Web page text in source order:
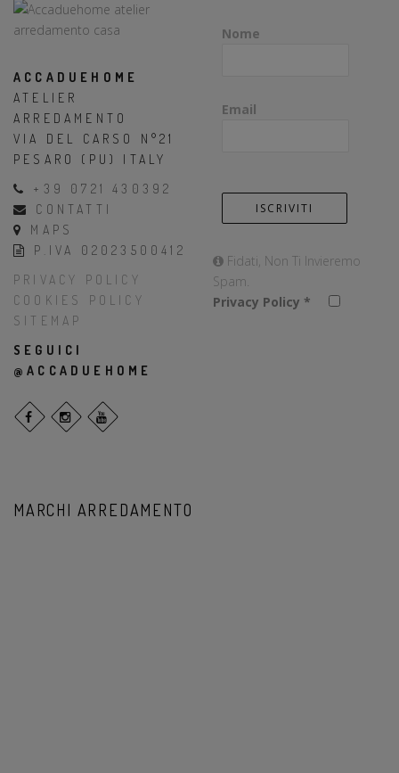
ACCADUEHOME
ATELIER
ARREDAMENTO
VIA DEL CARSO N°21
PESARO (PU) ITALY
+39 0721 430392
CONTATTI
MAPS
P.IVA 02023500412
PRIVACY POLICY
COOKIES POLICY
SITEMAP
SEGUICI
@ACCADUEHOME
Nome
Email
Fidati, Non Ti Invieremo
Spam.
Privacy Policy *
MARCHI ARREDAMENTO